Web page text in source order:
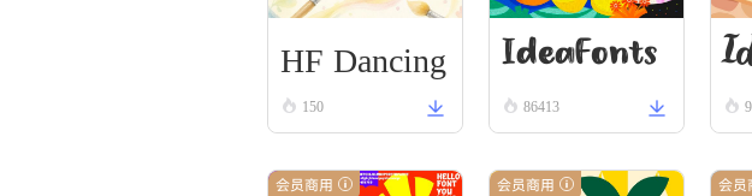
HF Dancing
Brush
150
IdeaFonts
Woodcut
86413
会员商用 会员商用 会员